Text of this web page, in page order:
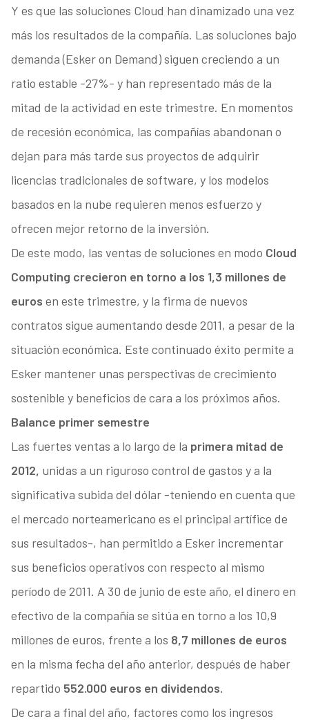
Y es que las soluciones Cloud han dinamizado una vez
más los resultados de la compañía. Las soluciones bajo
demanda (Esker on Demand) siguen creciendo a un
ratio estable -27%- y han representado más de la
mitad de la actividad en este trimestre. En momentos
de recesión económica, las compañías abandonan o
dejan para más tarde sus proyectos de adquirir
licencias tradicionales de software, y los modelos
basados en la nube requieren menos esfuerzo y
ofrecen mejor retorno de la inversión.
De este modo, las ventas de soluciones en modo Cloud
Computing crecieron en torno a los 1,3 millones de
euros en este trimestre, y la firma de nuevos
contratos sigue aumentando desde 2011, a pesar de la
situación económica. Este continuado éxito permite a
Esker mantener unas perspectivas de crecimiento
sostenible y beneficios de cara a los próximos años.
Balance primer semestre
Las fuertes ventas a lo largo de la primera mitad de
2012, unidas a un riguroso control de gastos y a la
significativa subida del dólar -teniendo en cuenta que
el mercado norteamericano es el principal artífice de
sus resultados-, han permitido a Esker incrementar
sus beneficios operativos con respecto al mismo
período de 2011. A 30 de junio de este año, el dinero en
efectivo de la compañía se sitúa en torno a los 10,9
millones de euros, frente a los 8,7 millones de euros
en la misma fecha del año anterior, después de haber
repartido 552.000 euros en dividendos.
De cara a final del año, factores como los ingresos